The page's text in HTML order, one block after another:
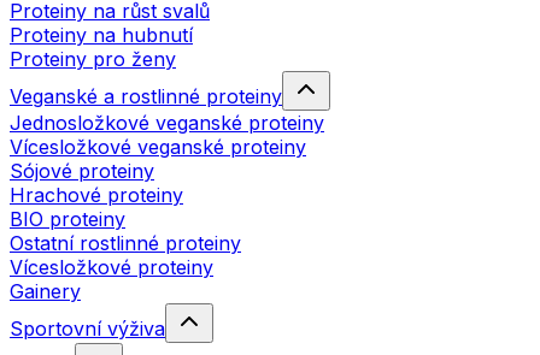
Proteiny na růst svalů
Proteiny na hubnutí
Proteiny pro ženy
Veganské a rostlinné proteiny
Jednosložkové veganské proteiny
Vícesložkové veganské proteiny
Sójové proteiny
Hrachové proteiny
BIO proteiny
Ostatní rostlinné proteiny
Vícesložkové proteiny
Gainery
Sportovní výživa